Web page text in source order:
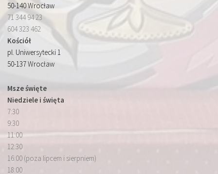
50-140 Wrocław
71 344 94 23
604 323 462
Kościół
pl. Uniwersytecki 1
50-137 Wrocław
Msze święte
Niedziele i święta
7:30
9:30
11:00
12:30
16:00 (poza lipcem i sierpniem)
18:00